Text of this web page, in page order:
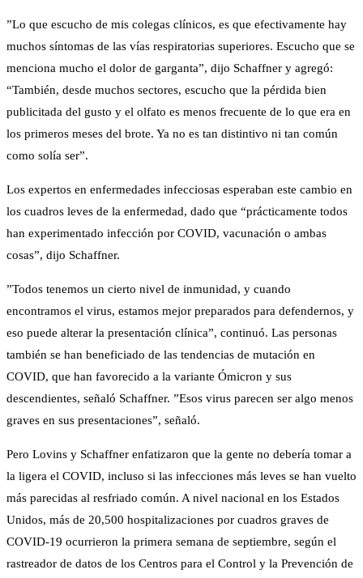
”Lo que escucho de mis colegas clínicos, es que efectivamente hay
muchos síntomas de las vías respiratorias superiores. Escucho que se
menciona mucho el dolor de garganta”, dijo Schaffner y agregó:
“También, desde muchos sectores, escucho que la pérdida bien
publicitada del gusto y el olfato es menos frecuente de lo que era en
los primeros meses del brote. Ya no es tan distintivo ni tan común
como solía ser”.
Los expertos en enfermedades infecciosas esperaban este cambio en
los cuadros leves de la enfermedad, dado que “prácticamente todos
han experimentado infección por COVID, vacunación o ambas
cosas”, dijo Schaffner.
”Todos tenemos un cierto nivel de inmunidad, y cuando
encontramos el virus, estamos mejor preparados para defendernos, y
eso puede alterar la presentación clínica”, continuó. Las personas
también se han beneficiado de las tendencias de mutación en
COVID, que han favorecido a la variante Ómicron y sus
descendientes, señaló Schaffner. ”Esos virus parecen ser algo menos
graves en sus presentaciones”, señaló.
Pero Lovins y Schaffner enfatizaron que la gente no debería tomar a
la ligera el COVID, incluso si las infecciones más leves se han vuelto
más parecidas al resfriado común. A nivel nacional en los Estados
Unidos, más de 20,500 hospitalizaciones por cuadros graves de
COVID-19 ocurrieron la primera semana de septiembre, según el
rastreador de datos de los Centros para el Control y la Prevención de